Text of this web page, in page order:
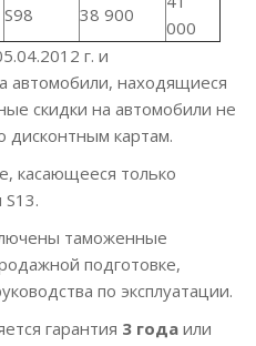
S98 38 900
000
г. и
автомобили, находящиеся
скидки на автомобили не
дисконтным картам.
касающееся только
таможенные
подготовке,
по эксплуатации.
гарантия 3 года или